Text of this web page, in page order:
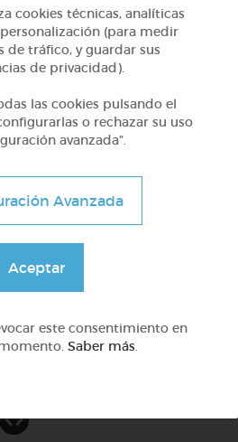
(6-7 años)
el mayor menor e igual
DOCS (3)
cookies técnicas, analíticas
(para medir
de tráfico, y guardar sus
de privacidad).
las cookies pulsando el
o rechazar su uso
avanzada”.
Avanzada
Aceptar
este consentimiento en
Saber más.